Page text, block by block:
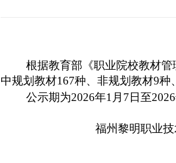
根据教育部《职业院校教材管
中规划教材167种、非规划教材9种
公示期为2026年1 月 7 日至2026
福州黎明职业技术学院